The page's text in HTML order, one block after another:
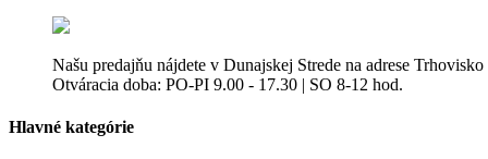
Našu predajňu nájdete v Dunajskej Strede na adrese Trhovisko
Otváracia doba: PO-PI 9.00 - 17.30 | SO 8-12 hod.
Hlavné kategórie